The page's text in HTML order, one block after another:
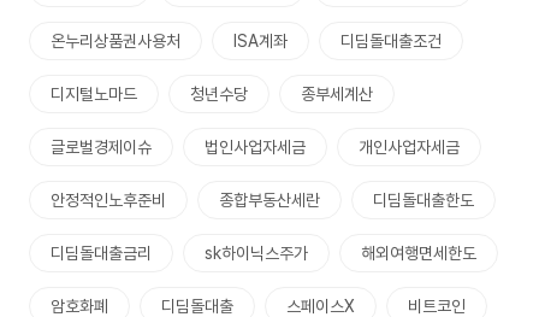
온누리상품권사용처 ISA계좌 디딤돌대출조건
디지털노마드 청년수당 종부세계산
글로벌경제이슈 법인사업자세금 개인사업자세금
안정적인노후준비 종합부동산세란 디딤돌대출한도
디딤돌대출금리 sk하이닉스주가 해외여행면세한도
암호화폐 디딤돌대출 스페이스X 비트코인